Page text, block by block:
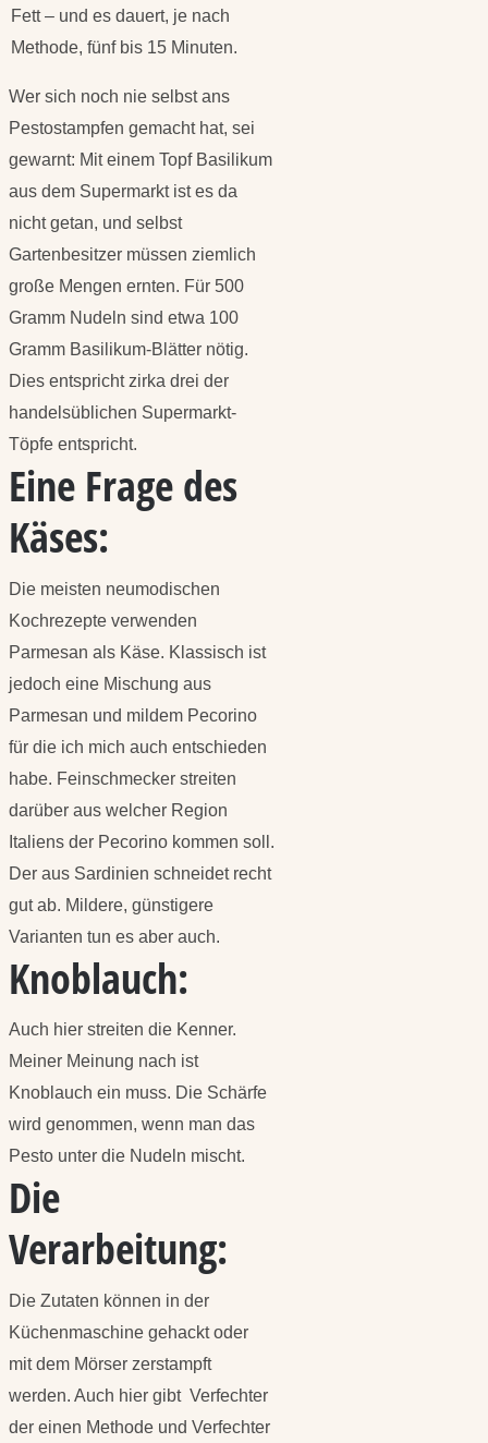
Fett – und es dauert, je nach
Methode, fünf bis 15 Minuten.
Wer sich noch nie selbst ans
Pestostampfen gemacht hat, sei
gewarnt: Mit einem Topf Basilikum
aus dem Supermarkt ist es da
nicht getan, und selbst
Gartenbesitzer müssen ziemlich
große Mengen ernten. Für 500
Gramm Nudeln sind etwa 100
Gramm Basilikum-Blätter nötig.
Dies entspricht zirka drei der
handelsüblichen Supermarkt-
Töpfe entspricht.
Eine Frage des
Käses:
Die meisten neumodischen
Kochrezepte verwenden
Parmesan als Käse. Klassisch ist
jedoch eine Mischung aus
Parmesan und mildem Pecorino
für die ich mich auch entschieden
habe. Feinschmecker streiten
darüber aus welcher Region
Italiens der Pecorino kommen soll.
Der aus Sardinien schneidet recht
gut ab. Mildere, günstigere
Varianten tun es aber auch.
Knoblauch:
Auch hier streiten die Kenner.
Meiner Meinung nach ist
Knoblauch ein muss. Die Schärfe
wird genommen, wenn man das
Pesto unter die Nudeln mischt.
Die
Verarbeitung:
Die Zutaten können in der
Küchenmaschine gehackt oder
mit dem Mörser zerstampft
werden. Auch hier gibt Verfechter
der einen Methode und Verfechter